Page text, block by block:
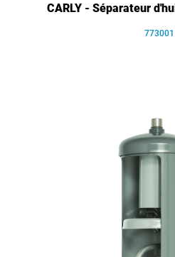
CARLY - Séparateur
773001